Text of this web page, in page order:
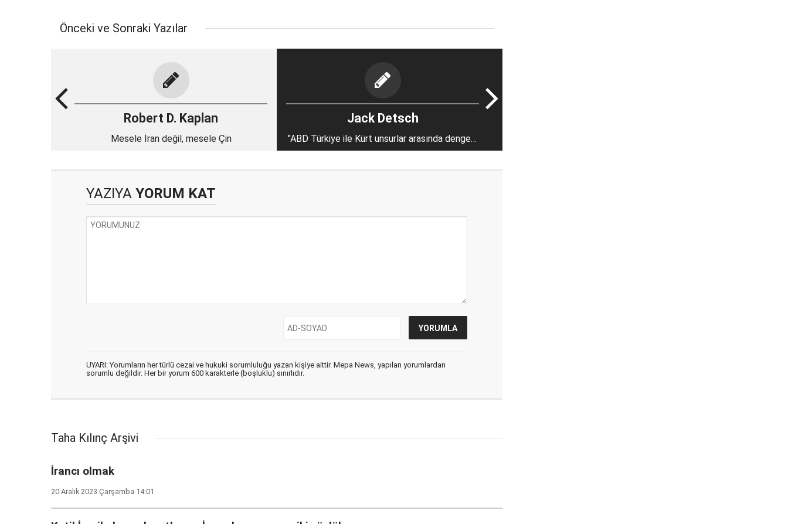
Önceki ve Sonraki Yazılar
Robert D. Kaplan
Mesele İran değil, mesele Çin
Jack Detsch
"ABD Türkiye ile Kürt unsurlar arasında dengeyi
tutturmaya çalışıyor"
YAZIYA YORUM KAT
UYARI: Yorumların her türlü cezai ve hukuki sorumluluğu yazan kişiye aittir. Mepa News, yapılan yorumlardan
sorumlu değildir. Her bir yorum 600 karakterle (boşluklu) sınırlıdır.
Taha Kılınç Arşivi
İrancı olmak
20 Aralık 2023 Çarşamba 14:01